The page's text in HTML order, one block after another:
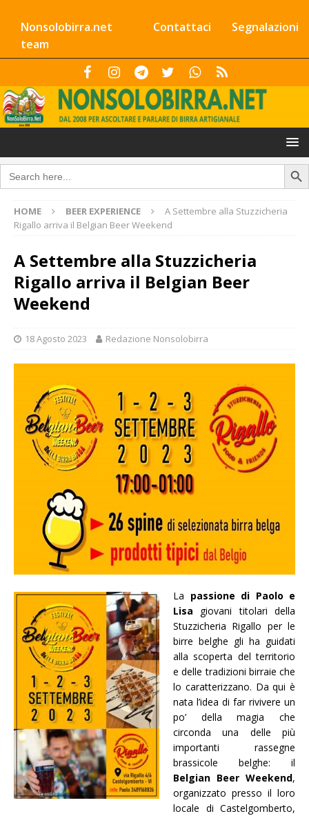
Nonsolobirra.net
team
Contattaci Segnalazioni
Search
for:
Search Button
HOME BEER EXPERIENCE
A Settembre alla Stuzzicheria
Rigallo arriva il Belgian Beer Weekend
A Settembre alla Stuzzicheria
Rigallo arriva il Belgian Beer
Weekend
18 Agosto 2023 Redazione Nonsolobirra
La passione di Paolo e
Lisa giovani titolari della
Stuzzicheria Rigallo per le
birre belghe gli ha guidati
alla scoperta del territorio
e delle tradizioni birraie che
lo caratterizzano. Da qui è
nata l’idea di far rivivere un
po’ della magia che
circonda una delle più
importanti rassegne
brassicole belghe: il
Belgian Beer Weekend,
organizzato presso il loro
locale di Castelgomberto,